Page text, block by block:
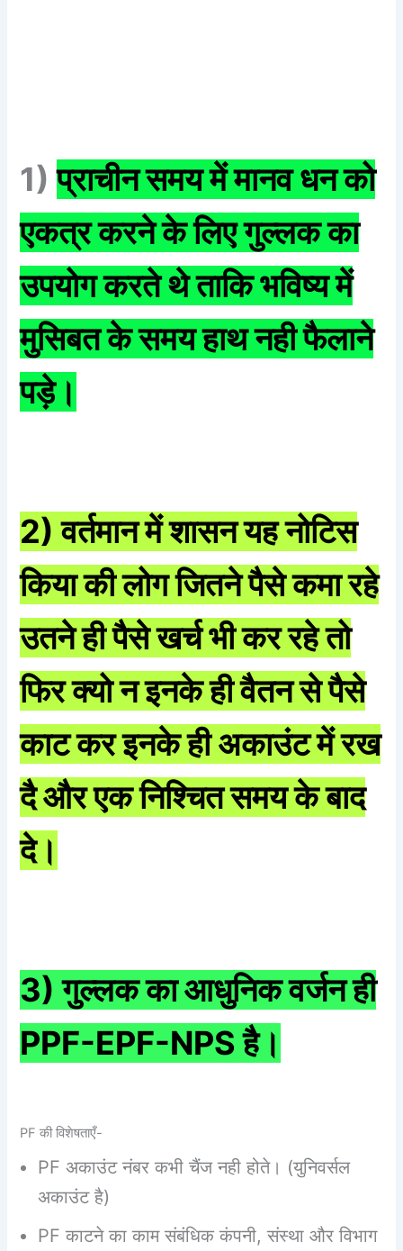
1)प्राचीन समय में मानव धन को
एकत्र करने के लिए गुल्लक का
उपयोग करते थे ताकि भविष्य में
मुसिबत के समय हाथ नही फैलाने
पड़े।
2) वर्तमान में शासन यह नोटिस
किया की लोग जितने पैसे कमा रहे
उतने ही पैसे खर्च भी कर रहे तो
फिर क्यो न इनके ही वैतन से पैसे
काट कर इनके ही अकाउंट में रख
दै और एक निश्चित समय के बाद
दे।
3) गुल्लक का आधुनिक वर्जन ही
PPF-EPF-NPS है।
PF की विशेषताएँ-
PF अकाउंट नंबर कभी चैंज नही होते। (युनिवर्सल
अकाउंट है)
PF काटने का काम संबंधिक कंपनी, संस्था और विभाग